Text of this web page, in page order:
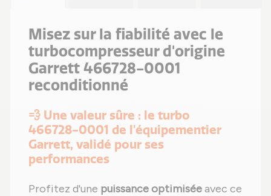
Misez sur la fiabilité avec le
turbocompresseur d'origine
Garrett 466728-0001
reconditionné
💨 Une valeur sûre : le turbo
466728-0001 de l'équipementier
Garrett, validé pour ses
performances
Profitez d'une puissance optimiséeavec ce